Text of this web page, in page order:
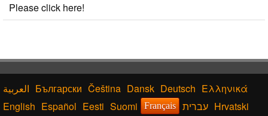
Please click here!
Български Čeština Dansk Deutsch Ελληνικά
English Español Eesti Suomi Français עברית Hrvatski